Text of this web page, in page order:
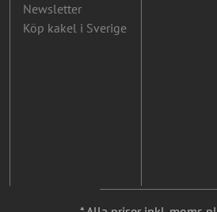
Newsletter
Köp kakel i Sverige